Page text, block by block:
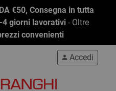
€50, Consegna in tutta
giorni lavorativi - Oltre
convenienti
person Accedi